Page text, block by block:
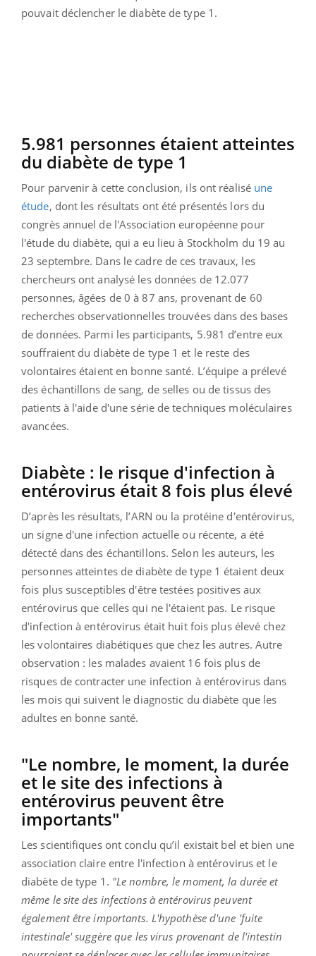
pouvait déclencher le diabète de type 1.
5.981 personnes étaient atteintes
du diabète de type 1
Pour parvenir à cette conclusion, ils ont réalisé une
étude, dont les résultats ont été présentés lors du
congrès annuel de l'Association européenne pour
l'étude du diabète, qui a eu lieu à Stockholm du 19 au
23 septembre. Dans le cadre de ces travaux, les
chercheurs ont analysé les données de 12.077
personnes, âgées de 0 à 87 ans, provenant de 60
recherches observationnelles trouvées dans des bases
de données. Parmi les participants, 5.981 d’entre eux
souffraient du diabète de type 1 et le reste des
volontaires étaient en bonne santé. L’équipe a prélevé
des échantillons de sang, de selles ou de tissus des
patients à l'aide d'une série de techniques moléculaires
avancées.
Diabète : le risque d'infection à
entérovirus était 8 fois plus élevé
D’après les résultats, l’ARN ou la protéine d'entérovirus,
un signe d'une infection actuelle ou récente, a été
détecté dans des échantillons. Selon les auteurs, les
personnes atteintes de diabète de type 1 étaient deux
fois plus susceptibles d'être testées positives aux
entérovirus que celles qui ne l'étaient pas. Le risque
d'infection à entérovirus était huit fois plus élevé chez
les volontaires diabétiques que chez les autres. Autre
observation : les malades avaient 16 fois plus de
risques de contracter une infection à entérovirus dans
les mois qui suivent le diagnostic du diabète que les
adultes en bonne santé.
"Le nombre, le moment, la durée
et le site des infections à
entérovirus peuvent être
importants"
Les scientifiques ont conclu qu’il existait bel et bien une
association claire entre l'infection à entérovirus et le
diabète de type 1. "Le nombre, le moment, la durée et
même le site des infections à entérovirus peuvent
également être importants. L'hypothèse d'une 'fuite
intestinale' suggère que les virus provenant de l'intestin